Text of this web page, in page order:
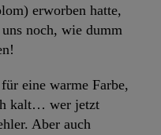
erworben hatte,
noch, wie dumm
eine warme Farbe,
kalt… wer jetzt
Aber auch